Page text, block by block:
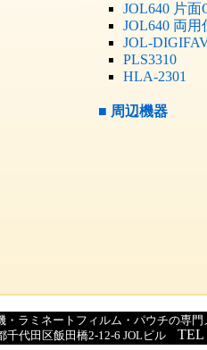
JOL640 片面
JOL640 両用
JOL-
PLS3310
HLA-2301
■ 周辺機器
・ラミネートフィルム・パウチの専
千代田区飯田橋2-12-6 JOLビル TEL